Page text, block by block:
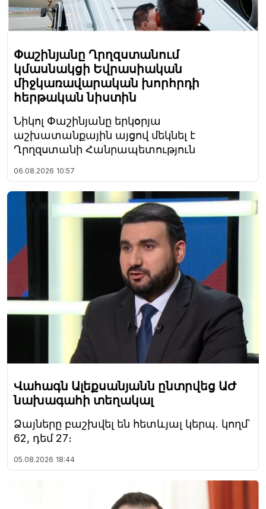
Փաշինյանը Ղրղզստանում
կմասնակցի Եվրասիական
միջկառավարական խորհրդի
հերթական նիստին
Նիկոլ Փաշինյանը երկօրյա
աշխատանքային այցով մեկնել է
Ղրղզստանի Հանրապետություն
06.08.2026 10:57
Վահագն Ալեքսանյանն ընտրվեց ԱԺ
նախագահի տեղակալ
Ձայները բաշխվել են հետևյալ կերպ. կողմ՝
62, դեմ 27։
05.08.2026 18:44